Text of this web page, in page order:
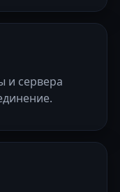
и сервера